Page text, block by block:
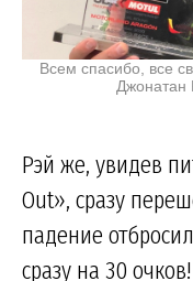
Всем спасибо, все
Джонатан
Рэй же, увидев
Out», сразу
падение
сразу на 30